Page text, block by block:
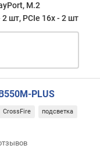
с
M.2
2 шт, PCIe 16x - 2 шт
PLUS
CrossFire подсветка